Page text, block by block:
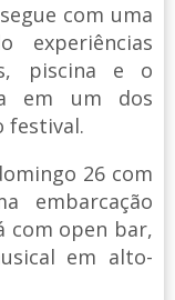
com uma
experiências
piscina e o
em um dos
festival.
26 com
embarcação
com open bar,
em alto-